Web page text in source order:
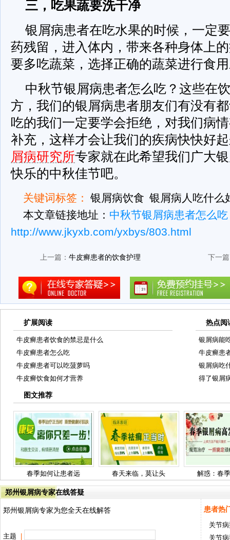
三，吃果蔬要洗干净
银屑病患者在吃水果的时候，一定
药残留，进入体内，带来各种身体上
要多吃蔬菜，选择正确的蔬菜进行食
中秋节银屑病患者怎么吃？这些在
方，我们的银屑病患者朋友们有没有
吃的我们一定要学会拒绝，对我们病
补充，这样才会让我们的疾病快快好
屑病研究所专家就在此希望我们广大
快乐的中秋佳节吧。
关键词标签： 银屑病饮食 银屑病人吃什么
本文章链接地址： 中秋节银屑病患者怎么吃
http://www.jkyxb.com/yxbys/803.html
上一篇： 牛皮癣患者的饮食护理 下一
扩展阅读
牛皮癣患者饮食的禁忌是什么
牛皮癣患者怎么吃
牛皮癣患者可以吃菠萝吗
牛皮癣饮食如何才营养
热点阅
银屑病能
牛皮癣患
银屑病吃
得了银屑
图文推荐
春季如何让患者远 春天来临，莫让头 解惑：春
郑州银屑病专家在线答疑
郑州银屑病专家为您全天在线解答
主题 |
患者热
关节
关节